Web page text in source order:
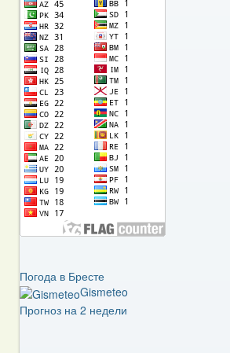
Погода в Бресте
Gismeteo
Прогноз на 2 недели